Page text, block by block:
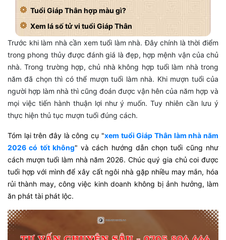
Tuổi Giáp Thân hợp màu gì?
Xem lá số tử vi tuổi Giáp Thân
Trước khi làm nhà cần xem tuổi làm nhà. Đây chính là thời điểm
trong phong thủy được đánh giá là đẹp, hợp mệnh vận của chủ
nhà. Trong trường hợp, chủ nhà không hợp tuổi làm nhà trong
năm đã chọn thì có thể mượn tuổi làm nhà. Khi mượn tuổi của
người hợp làm nhà thì cũng đoán được vận hên của năm hợp và
mọi việc tiến hành thuận lợi như ý muốn. Tuy nhiên cần lưu ý
thực hiện thủ tục mượn tuổi đúng cách.
Tóm lại trên đây là công cụ "xem tuổi Giáp Thân làm nhà năm
2026 có tốt không" và cách hướng dẫn chọn tuổi cũng như
cách mượn tuổi làm nhà năm 2026. Chúc quý gia chủ coi được
tuổi hợp với mình để xây cất ngôi nhà gặp nhiều may mắn, hóa
rủi thành may, công việc kinh doanh không bị ảnh hưởng, làm
ăn phát tài phát lộc.